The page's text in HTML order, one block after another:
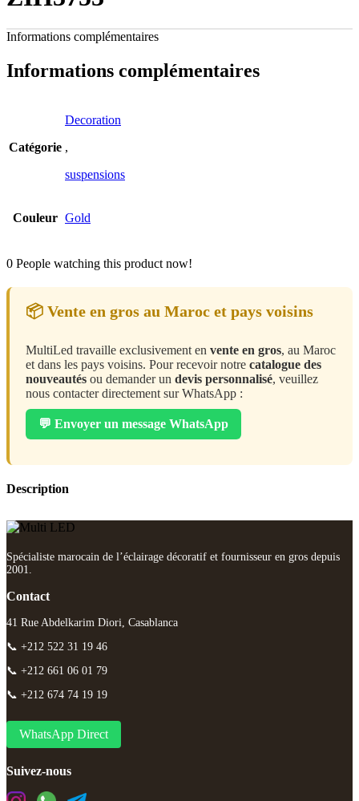
Informations complémentaires
Informations complémentaires
Catégorie
Decoration
,
suspensions
Couleur Gold
0 People watching this product now!
📦 Vente en gros au Maroc et pays voisins
MultiLed travaille exclusivement en vente en gros, au Maroc
et dans les pays voisins. Pour recevoir notre catalogue des
nouveautés ou demander un devis personnalisé, veuillez
nous contacter directement sur WhatsApp :
💬 Envoyer un message WhatsApp
Description
Spécialiste marocain de l’éclairage décoratif et fournisseur en gros depuis
2001.
Contact
41 Rue Abdelkarim Diori, Casablanca
📞 +212 522 31 19 46
📞 +212 661 06 01 79
📞 +212 674 74 19 19
WhatsApp Direct
Suivez-nous